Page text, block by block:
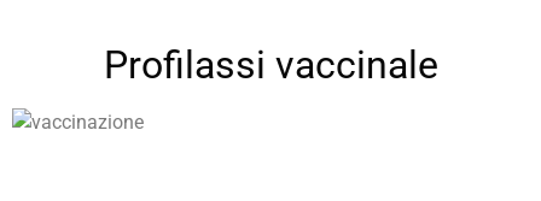
Profilassi vaccinale